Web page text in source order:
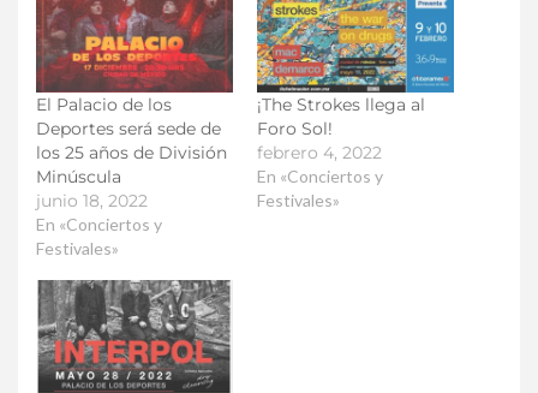
El Palacio de los
Deportes será sede de
los 25 años de División
Minúscula
junio 18, 2022
En «Conciertos y
Festivales»
¡The Strokes llega al
Foro Sol!
febrero 4, 2022
En «Conciertos y
Festivales»